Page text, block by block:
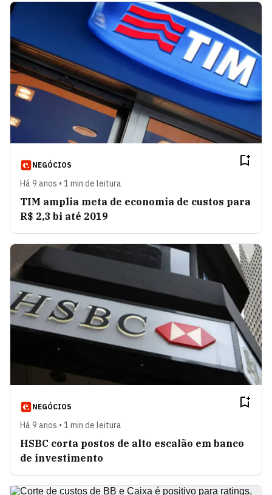
NEGÓCIOS
Há 9 anos • 1 min de leitura
TIM amplia meta de economia de custos para
R$ 2,3 bi até 2019
NEGÓCIOS
Há 9 anos • 1 min de leitura
HSBC corta postos de alto escalão em banco
de investimento